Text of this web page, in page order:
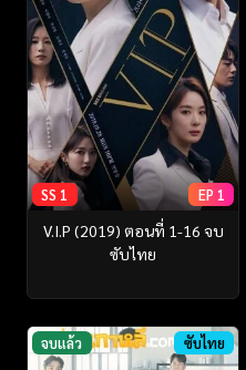
SS 1 EP 1
V.I.P (2019) ตอนที่ 1-16 จบ
ซับไทย
จบแล้ว ซับไทย